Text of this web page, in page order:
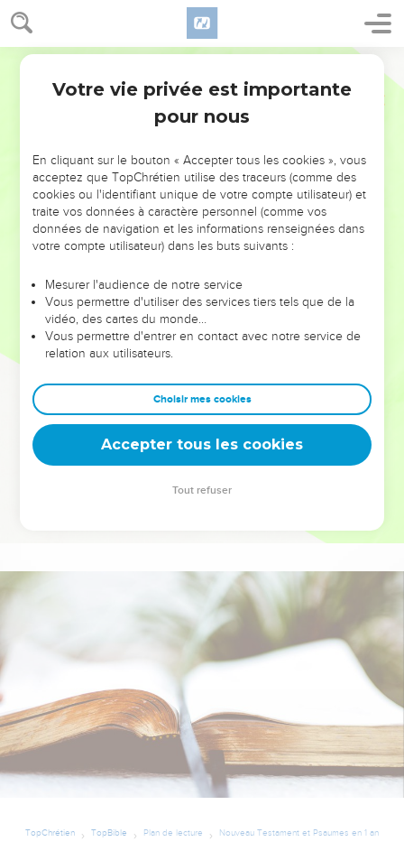
NE MANQUEZ PAS L’ÉVÉNEMENT
DE L’ANNÉE !
ET SI LEURS ERREURS POUVAIENT VOUS ÉVITER LES
VOTRES ?
leur foi ou leur vision. Mais on voit moins les doutes, les erreurs
et les saisons difficiles qu'ils ont traversés, alors même que ce
sont elles qui les ont façonnés.
Dans cette conférence, leaders, entrepreneurs, et responsables
clés pour avancer avec plus de sagesse afin que leurs erreurs
deviennent vos tremplins. Que vous guidiez un ministère, une
équipe, un groupe ou une famille, leur expérience est faite
TopChrétien TopBible Plan de lecture Nouveau Testament et Psaumes en 1 an
Votre vie privée est importante
pour nous
En cliquant sur le bouton « Accepter tous les cookies », vous
acceptez que TopChrétien utilise des traceurs (comme des
cookies ou l'identifiant unique de votre compte utilisateur) et
traite vos données à caractère personnel (comme vos
données de navigation et les informations renseignées dans
votre compte utilisateur) dans les buts suivants :
Mesurer l'audience de notre service
Vous permettre d'utiliser des services tiers tels que de la
vidéo, des cartes du monde…
Vous permettre d'entrer en contact avec notre service de
relation aux utilisateurs.
Choisir mes cookies
Accepter tous les cookies
Tout refuser